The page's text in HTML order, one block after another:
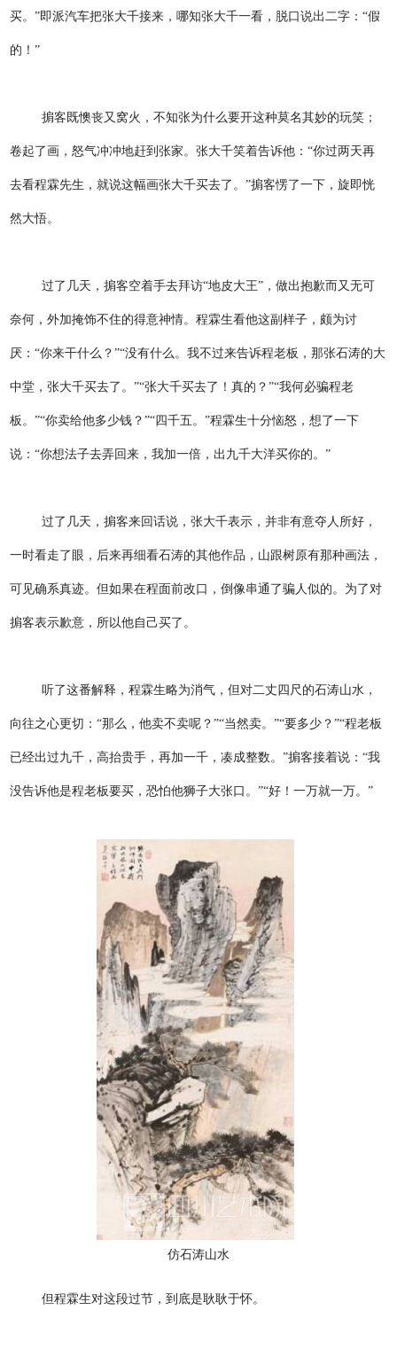
买。”即派汽车把张大千接来，哪知张大千一看，脱口说出二字：“假
的！”
掮客既懊丧又窝火，不知张为什么要开这种莫名其妙的玩笑；
卷起了画，怒气冲冲地赶到张家。张大千笑着告诉他：“你过两天再
去看程霖先生，就说这幅画张大千买去了。”掮客愣了一下，旋即恍
然大悟。
过了几天，掮客空着手去拜访“地皮大王”，做出抱歉而又无可
奈何，外加掩饰不住的得意神情。程霖生看他这副样子，颇为讨
厌：“你来干什么？”“没有什么。我不过来告诉程老板，那张石涛的大
中堂，张大千买去了。”“张大千买去了！真的？”“我何必骗程老
板。”“你卖给他多少钱？”“四千五。”程霖生十分恼怒，想了一下
说：“你想法子去弄回来，我加一倍，出九千大洋买你的。”
过了几天，掮客来回话说，张大千表示，并非有意夺人所好，
一时看走了眼，后来再细看石涛的其他作品，山跟树原有那种画法，
可见确系真迹。但如果在程面前改口，倒像串通了骗人似的。为了对
掮客表示歉意，所以他自己买了。
听了这番解释，程霖生略为消气，但对二丈四尺的石涛山水，
向往之心更切：“那么，他卖不卖呢？”“当然卖。”“要多少？”“程老板
已经出过九千，高抬贵手，再加一千，凑成整数。”掮客接着说：“我
没告诉他是程老板要买，恐怕他狮子大张口。”“好！一万就一万。”
仿石涛山水
但程霖生对这段过节，到底是耿耿于怀。